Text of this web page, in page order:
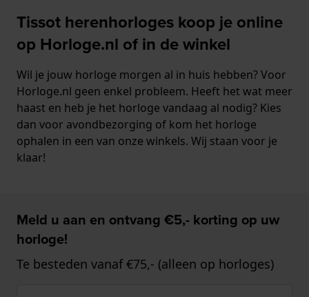
Tissot herenhorloges koop je online
op Horloge.nl of in de winkel
Wil je jouw horloge morgen al in huis hebben? Voor
Horloge.nl geen enkel probleem. Heeft het wat meer
haast en heb je het horloge vandaag al nodig? Kies
dan voor avondbezorging of kom het horloge
ophalen in een van onze winkels. Wij staan voor je
klaar!
Meld u aan en ontvang €5,- korting op uw
horloge!
Te besteden vanaf €75,- (alleen op horloges)